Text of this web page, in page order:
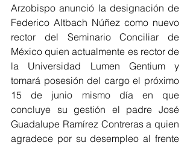
Arzobispo anunció la designación de
Federico Altbach Núñez como nuevo
rector del Seminario Conciliar de
México quien actualmente es rector de
la Universidad Lumen Gentium y
tomará posesión del cargo el próximo
15 de junio mismo día en que
concluye su gestión el padre José
Guadalupe Ramírez Contreras a quien
agradece por su desempleo al frente